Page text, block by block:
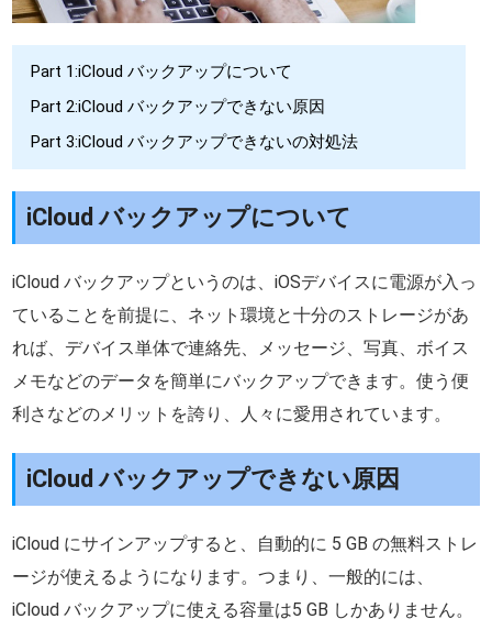
Part 1:iCloud バックアップについて
Part 2:iCloud バックアップできない原因
Part 3:iCloud バックアップできないの対処法
iCloud バックアップについて
iCloud バックアップというのは、iOSデバイスに電源が入っ
ていることを前提に、ネット環境と十分のストレージがあ
れば、デバイス単体で連絡先、メッセージ、写真、ボイス
メモなどのデータを簡単にバックアップできます。使う便
利さなどのメリットを誇り、人々に愛用されています。
iCloud バックアップできない原因
iCloud にサインアップすると、自動的に 5 GB の無料ストレ
ージが使えるようになります。つまり、一般的には、
iCloud バックアップに使える容量は5 GB しかありません。